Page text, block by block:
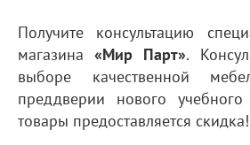
Получите консультацию
магазина«Мир Парт».
выборе качественной
преддверии нового
товары предоставляется скидка!